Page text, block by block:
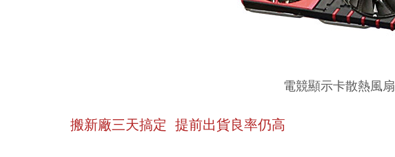
電競顯示卡散熱風扇
搬新廠三天搞定 提前出貨良率仍高